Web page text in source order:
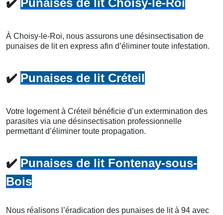
À Choisy-le-Roi, nous assurons une désinsectisation de
punaises de lit en express afin d’éliminer toute infestation.
✔️ Punaises de lit Créteil
Votre logement à Créteil bénéficie d’un extermination des
parasites via une désinsectisation professionnelle
permettant d’éliminer toute propagation.
✔️ Punaises de lit Fontenay-sous-
Bois
Nous réalisons l’éradication des punaises de lit à 94 avec